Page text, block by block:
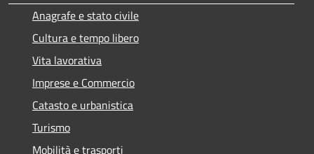
Anagrafe e stato civile
Cultura e tempo libero
Vita lavorativa
Imprese e Commercio
Catasto e urbanistica
Turismo
Mobilità e trasporti